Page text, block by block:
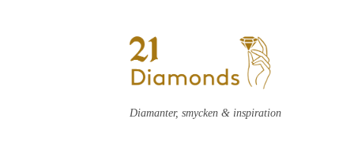
Diamanter, smycken & inspiration